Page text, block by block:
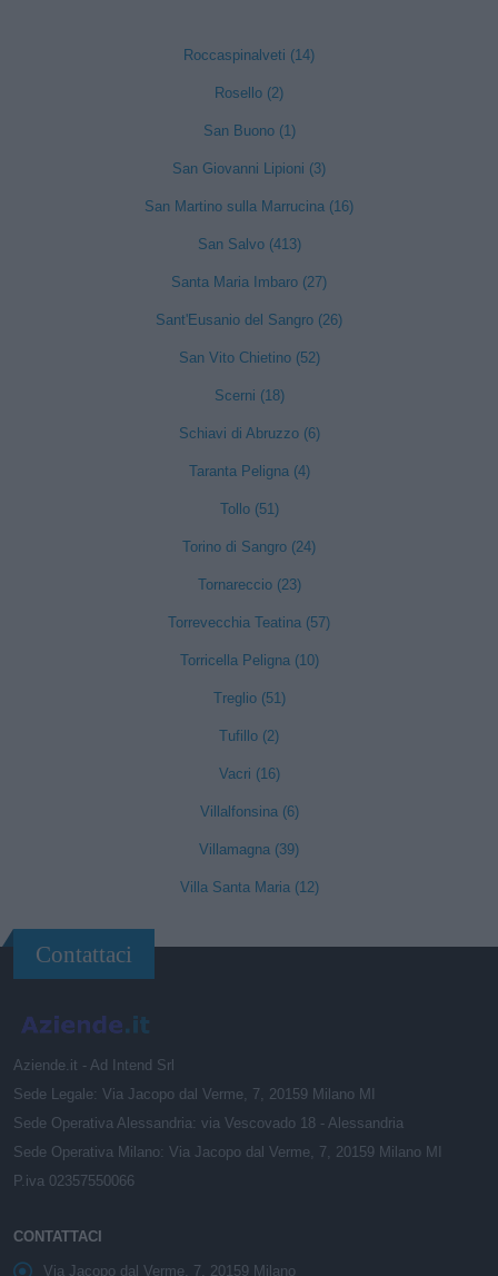
Roccaspinalveti (14)
Rosello (2)
San Buono (1)
San Giovanni Lipioni (3)
San Martino sulla Marrucina (16)
San Salvo (413)
Santa Maria Imbaro (27)
Sant'Eusanio del Sangro (26)
San Vito Chietino (52)
Scerni (18)
Schiavi di Abruzzo (6)
Taranta Peligna (4)
Tollo (51)
Torino di Sangro (24)
Tornareccio (23)
Torrevecchia Teatina (57)
Torricella Peligna (10)
Treglio (51)
Tufillo (2)
Vacri (16)
Villalfonsina (6)
Villamagna (39)
Villa Santa Maria (12)
Contattaci
Aziende.it - Ad Intend Srl
Sede Legale: Via Jacopo dal Verme, 7, 20159 Milano MI
Sede Operativa Alessandria: via Vescovado 18 - Alessandria
Sede Operativa Milano: Via Jacopo dal Verme, 7, 20159 Milano MI
P.iva 02357550066
CONTATTACI
Via Jacopo dal Verme, 7, 20159 Milano